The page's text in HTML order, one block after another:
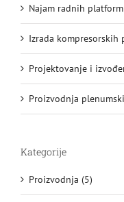
Najam radnih
Izrada kompresorskih
Projektovanje i
Proizvodnja
Kategorije
Proizvodnja (5)